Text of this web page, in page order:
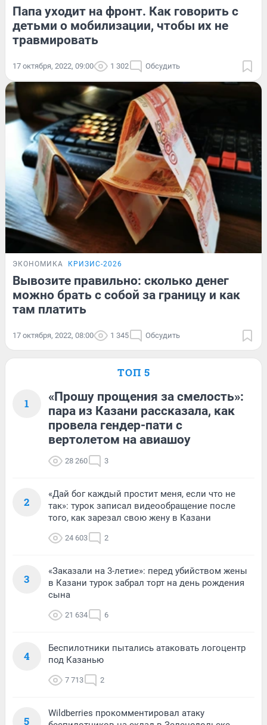
Папа уходит на фронт. Как говорить с
детьми о мобилизации, чтобы их не
травмировать
17 октября, 2022, 09:00 1 302 Обсудить
ЭКОНОМИКА КРИЗИС-2026
Вывозите правильно: сколько денег
можно брать с собой за границу и как
там платить
17 октября, 2022, 08:00 1 345 Обсудить
ТОП 5
1
«Прошу прощения за смелость»:
пара из Казани рассказала, как
провела гендер-пати с
вертолетом на авиашоу
28 260 3
2
«Дай бог каждый простит меня, если что не
так»: турок записал видеообращение после
того, как зарезал свою жену в Казани
24 603 2
3
«Заказали на 3-летие»: перед убийством жены
в Казани турок забрал торт на день рождения
сына
21 634 6
4
Беспилотники пытались атаковать логоцентр
под Казанью
7 713 2
5
Wildberries прокомментировал атаку